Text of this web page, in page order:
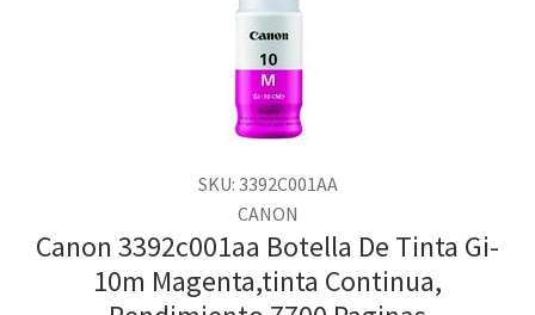
SKU: 3392C001AA
CANON
Canon 3392c001aa Botella De Tinta Gi-
10m Magenta,tinta Continua,